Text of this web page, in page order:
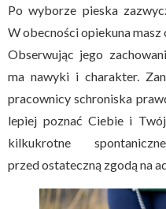
Po wyborze pieska
W obecności opiekuna
Obserwując jego
ma nawyki i charakter.
pracownicy schroniska
lepiej poznać Ciebie i
kilkukrotne
przed ostateczną zgodą na